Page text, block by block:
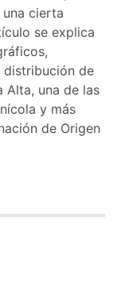
cierta
se explica
de
Alta, una de las
y más
de Origen